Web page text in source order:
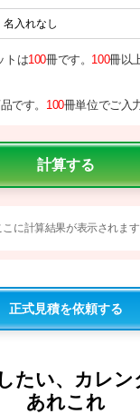
トは100冊です。 100冊以
です。 100冊単位でご入
こに計算結果が表示されます
正式見積を依頼する
たい、カレン
あれこれ